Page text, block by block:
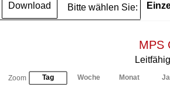
Download Bitte wählen Sie:
MPS
Zoom Tag Woche Monat